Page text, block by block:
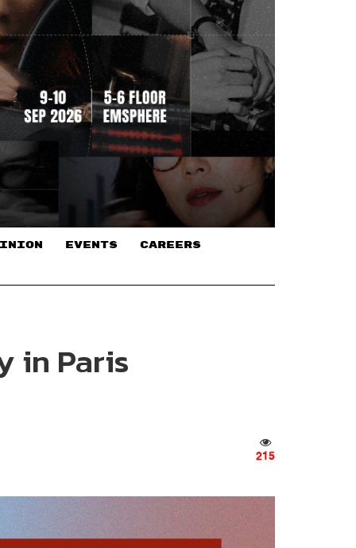
EVENTS CAREERS
in Paris
215